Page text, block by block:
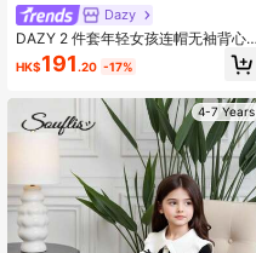
Dazy
DAZY 2 件套年轻女孩连帽无袖背心
和宽松长裤针织套装秋冬
HK$191 .20 -17%
4-7 Years